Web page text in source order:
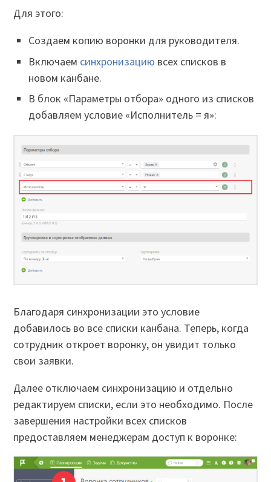
Для этого:
Создаем копию воронки для руководителя.
Включаем синхронизацию всех списков в
новом канбане.
В блок «Параметры отбора» одного из списков
добавляем условие «Исполнитель = я»:
Благодаря синхронизации это условие
добавилось во все списки канбана. Теперь, когда
сотрудник откроет воронку, он увидит только
свои заявки.
Далее отключаем синхронизацию и отдельно
редактируем списки, если это необходимо. После
завершения настройки всех списков
предоставляем менеджерам доступ к воронке: